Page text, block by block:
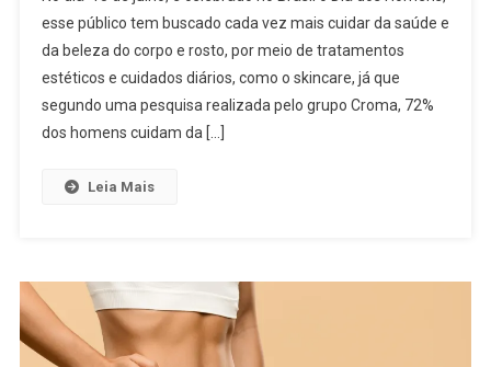
esse público tem buscado cada vez mais cuidar da saúde e
da beleza do corpo e rosto, por meio de tratamentos
estéticos e cuidados diários, como o skincare, já que
segundo uma pesquisa realizada pelo grupo Croma, 72%
dos homens cuidam da […]
Leia Mais